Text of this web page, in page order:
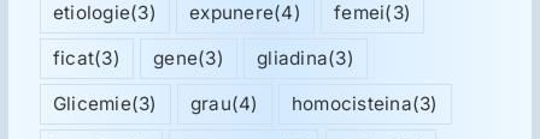
etiologie(3) expunere(4) femei(3)
ficat(3) gene(3) gliadina(3)
Glicemie(3) grau(4) homocisteina(3)